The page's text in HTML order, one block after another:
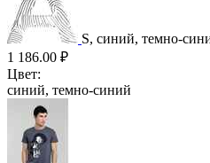
S, синий, темно-
1 186.00 ₽
Цвет:
синий, темно-синий